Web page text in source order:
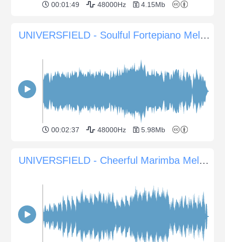
00:01:49 48000Hz 4.15Mb
UNIVERSFIELD - Soulful Fortepiano Melodies
00:02:37 48000Hz 5.98Mb
UNIVERSFIELD - Cheerful Marimba Melody for Happy Moments